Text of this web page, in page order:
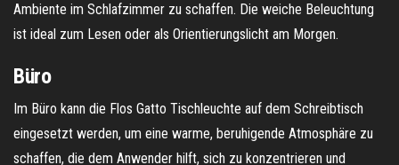
Ambiente im Schlafzimmer zu schaffen. Die weiche Beleuchtung
ist ideal zum Lesen oder als Orientierungslicht am Morgen.
Büro
Im Büro kann die Flos Gatto Tischleuchte auf dem Schreibtisch
eingesetzt werden, um eine warme, beruhigende Atmosphäre zu
schaffen, die dem Anwender hilft, sich zu konzentrieren und